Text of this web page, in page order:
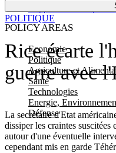
POLICY AREAS
Economie
Politique
Agriculture et
Santé
Technologies
Energie,
Défense
Rice écarte
guerre avec
La secrétaire d'Etat
dissiper les craintes suscitées
autour d'une éventuelle
cependant mis en garde
POLITIQUE